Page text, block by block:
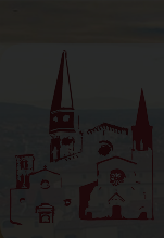
content